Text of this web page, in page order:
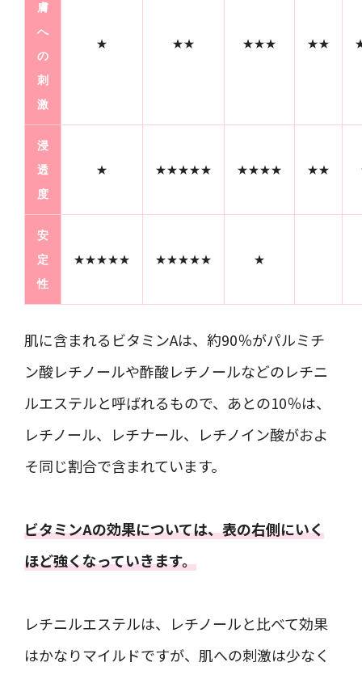
膚
へ
の
刺
激
★ ★★ ★★★ ★★
浸
透
度
★ ★★★★★ ★★★★ ★★
安
定
性
★★★★★ ★★★★★ ★
肌に含まれるビタミンAは、約90％がパルミチ
ン酸レチノールや酢酸レチノールなどのレチニ
ルエステルと呼ばれるもので、あとの10％は、
レチノール、レチナール、レチノイン酸がおよ
そ同じ割合で含まれています。
ビタミンAの効果については、表の右側にいく
ほど強くなっていきます。
レチニルエステルは、レチノールと比べて効果
はかなりマイルドですが、肌への刺激は少なく